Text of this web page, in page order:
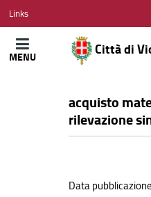
CITTÀ
DI
VICENZA
Links
Città di
MENU
acquisto
rilevazione
Data